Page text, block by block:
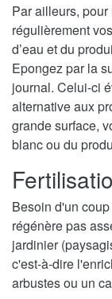
Par ailleurs,
régulièrement
d’eau et du
Epongez par la
journal. Celui-ci
alternative aux
grande surface,
blanc ou du
Besoin d'un
régénère pas
jardinier
c'est-à-dire
arbustes ou un